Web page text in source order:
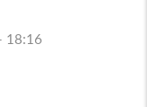
18:16